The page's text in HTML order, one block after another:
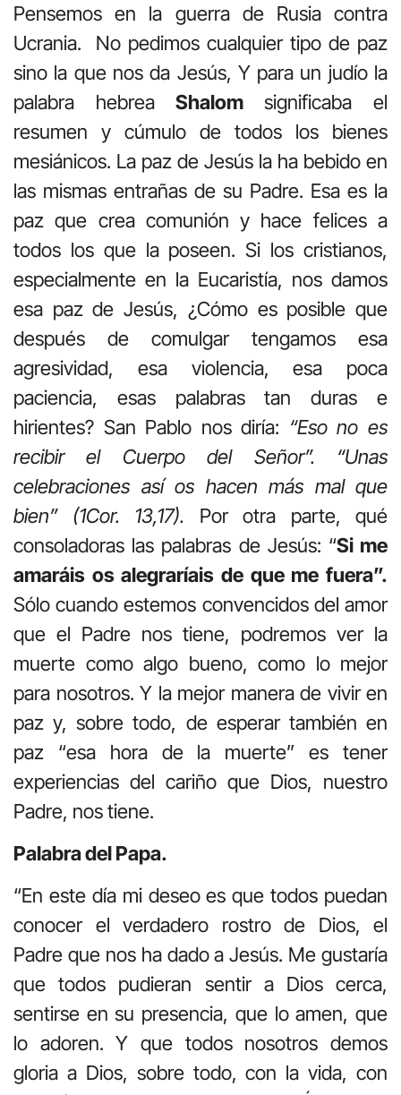
Pensemos en la guerra de Rusia contra
Ucrania. No pedimos cualquier tipo de paz
sino la que nos da Jesús, Y para un judío la
palabra hebrea Shalom significaba el
resumen y cúmulo de todos los bienes
mesiánicos. La paz de Jesús la ha bebido en
las mismas entrañas de su Padre. Esa es la
paz que crea comunión y hace felices a
todos los que la poseen. Si los cristianos,
especialmente en la Eucaristía, nos damos
esa paz de Jesús, ¿Cómo es posible que
después de comulgar tengamos esa
agresividad, esa violencia, esa poca
paciencia, esas palabras tan duras e
hirientes? San Pablo nos diría: “Eso no es
recibir el Cuerpo del Señor”. “Unas
celebraciones así os hacen más mal que
bien” (1Cor. 13,17). Por otra parte, qué
consoladoras las palabras de Jesús: “Si me
amaráis os alegraríais de que me fuera”.
Sólo cuando estemos convencidos del amor
que el Padre nos tiene, podremos ver la
muerte como algo bueno, como lo mejor
para nosotros. Y la mejor manera de vivir en
paz y, sobre todo, de esperar también en
paz “esa hora de la muerte” es tener
experiencias del cariño que Dios, nuestro
Padre, nos tiene.
Palabra del Papa.
“En este día mi deseo es que todos puedan
conocer el verdadero rostro de Dios, el
Padre que nos ha dado a Jesús. Me gustaría
que todos pudieran sentir a Dios cerca,
sentirse en su presencia, que lo amen, que
lo adoren. Y que todos nosotros demos
gloria a Dios, sobre todo, con la vida, con